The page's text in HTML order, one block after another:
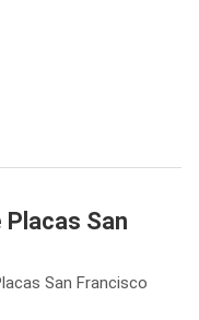
San
San Francisco